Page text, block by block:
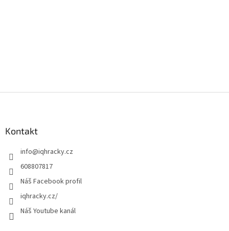
Kontakt
info@iqhracky.cz
608807817
Náš Facebook profil
iqhracky.cz/
Náš Youtube kanál